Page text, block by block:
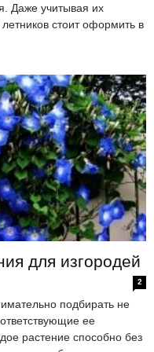
Даже учитывая их
стоит оформить в
для изгородей
2
подбирать не
ее
растение способно без